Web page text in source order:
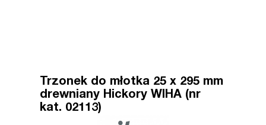
Trzonek do młotka 25 x 295 mm
drewniany Hickory WIHA (nr
kat. 02113)